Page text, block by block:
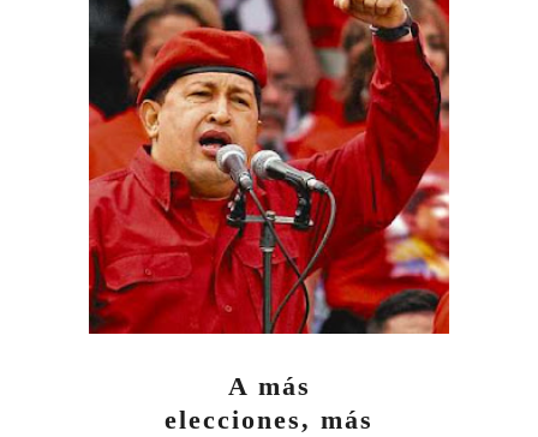
A más
elecciones, más